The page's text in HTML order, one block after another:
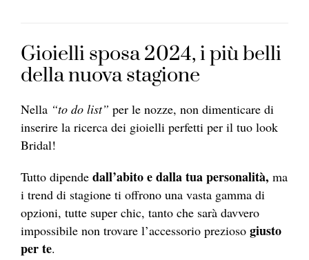
Gioielli sposa 2024, i più belli
della nuova stagione
Nella “to do list” per le nozze, non dimenticare di
inserire la ricerca dei gioielli perfetti per il tuo look
Bridal!
Tutto dipende dall’abito e dalla tua personalità, ma
i trend di stagione ti offrono una vasta gamma di
opzioni, tutte super chic, tanto che sarà davvero
impossibile non trovare l’accessorio prezioso giusto
per te.